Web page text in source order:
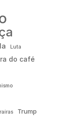
Luta
do café
Trump